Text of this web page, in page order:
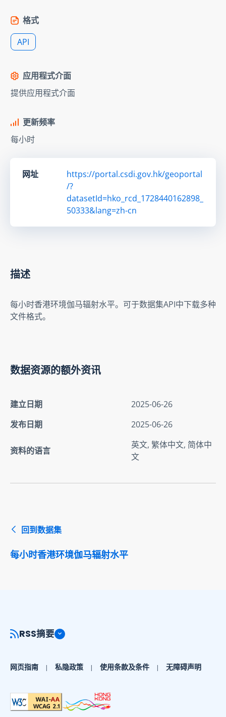
格式
API
应用程式介面
提供应用程式介面
更新频率
每小时
网址
https://portal.csdi.gov.hk/geoportal
/?
datasetId=hko_rcd_1728440162898_
50333&lang=zh-cn
描述
每小时香港环境伽马辐射水平。可于数据集API中下载多种
文件格式。
数据资源的额外资讯
建立日期
2025-06-26
发布日期
2025-06-26
资料的语言
英文, 繁体中文, 简体中
文
回到数据集
每小时香港环境伽马辐射水平
RSS摘要
网页指南 私隐政策 使用条款及条件 无障碍声明